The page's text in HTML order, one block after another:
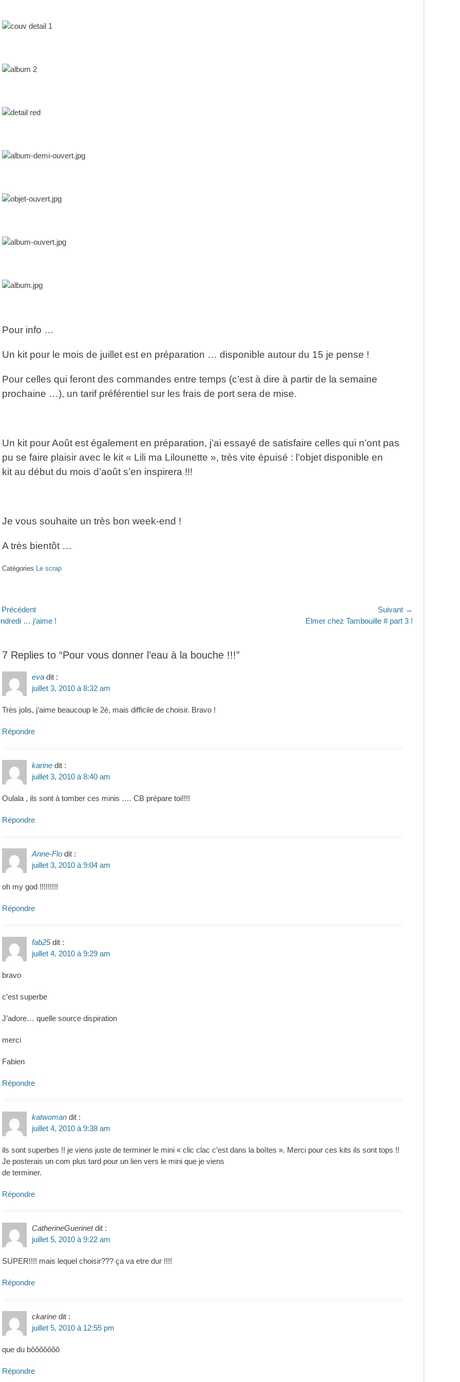
Pour info …
Un kit pour le mois de juillet est en préparation … disponible autour du 15 je pense !
Pour celles qui feront des commandes entre temps (c’est à dire à partir de la semaine
prochaine …), un tarif préférentiel sur les frais de port sera de mise.
Un kit pour Août est également en préparation, j’ai essayé de satisfaire celles qui n’ont pas
pu se faire plaisir avec le kit « Lili ma Lilounette », très vite épuisé : l’objet disponible en
kit au début du mois d’août s’en inspirera !!!
Je vous souhaite un très bon week-end !
A très bientôt …
Catégories Le scrap
… j’aime !
Suivant →
Elmer chez Tambouille # part 3 !
7 Replies to “Pour vous donner l’eau à la bouche !!!”
eva dit :
juillet 3, 2010 à 8:32 am
Très jolis, j’aime beaucoup le 2è, mais difficile de choisir. Bravo !
Répondre
karine dit :
juillet 3, 2010 à 8:40 am
Oulala , ils sont à tomber ces minis …. CB prépare toi!!!!
Répondre
Anne-Flo dit :
juillet 3, 2010 à 9:04 am
oh my god !!!!!!!!!
Répondre
fab25 dit :
juillet 4, 2010 à 9:29 am
bravo
c’est superbe
J’adore… quelle source dispiration
merci
Fabien
Répondre
katwoman dit :
juillet 4, 2010 à 9:38 am
ils sont superbes !! je viens juste de terminer le mini « clic clac c’est dans la boîtes ». Merci pour ces kits ils sont tops !!
Je posterais un com plus tard pour un lien vers le mini que je viens
de terminer.
Répondre
CatherineGuerinet dit :
juillet 5, 2010 à 9:22 am
SUPER!!!! mais lequel choisir??? ça va etre dur !!!!
Répondre
ckarine dit :
juillet 5, 2010 à 12:55 pm
que du bôôôôôôô
Répondre